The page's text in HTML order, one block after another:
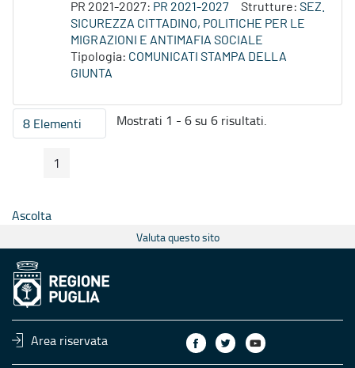
PR 2021-2027: PR 2021-2027 Strutture: SEZ.
SICUREZZA CITTADINO, POLITICHE PER LE
MIGRAZIONI E ANTIMAFIA SOCIALE
Tipologia: COMUNICATI STAMPA DELLA
GIUNTA
8 ElementiPer pagina
Mostrati 1 - 6 su 6 risultati.
Pagina Precedente
Pagina
1
Ascolta
Valuta questo sito
Area riservata